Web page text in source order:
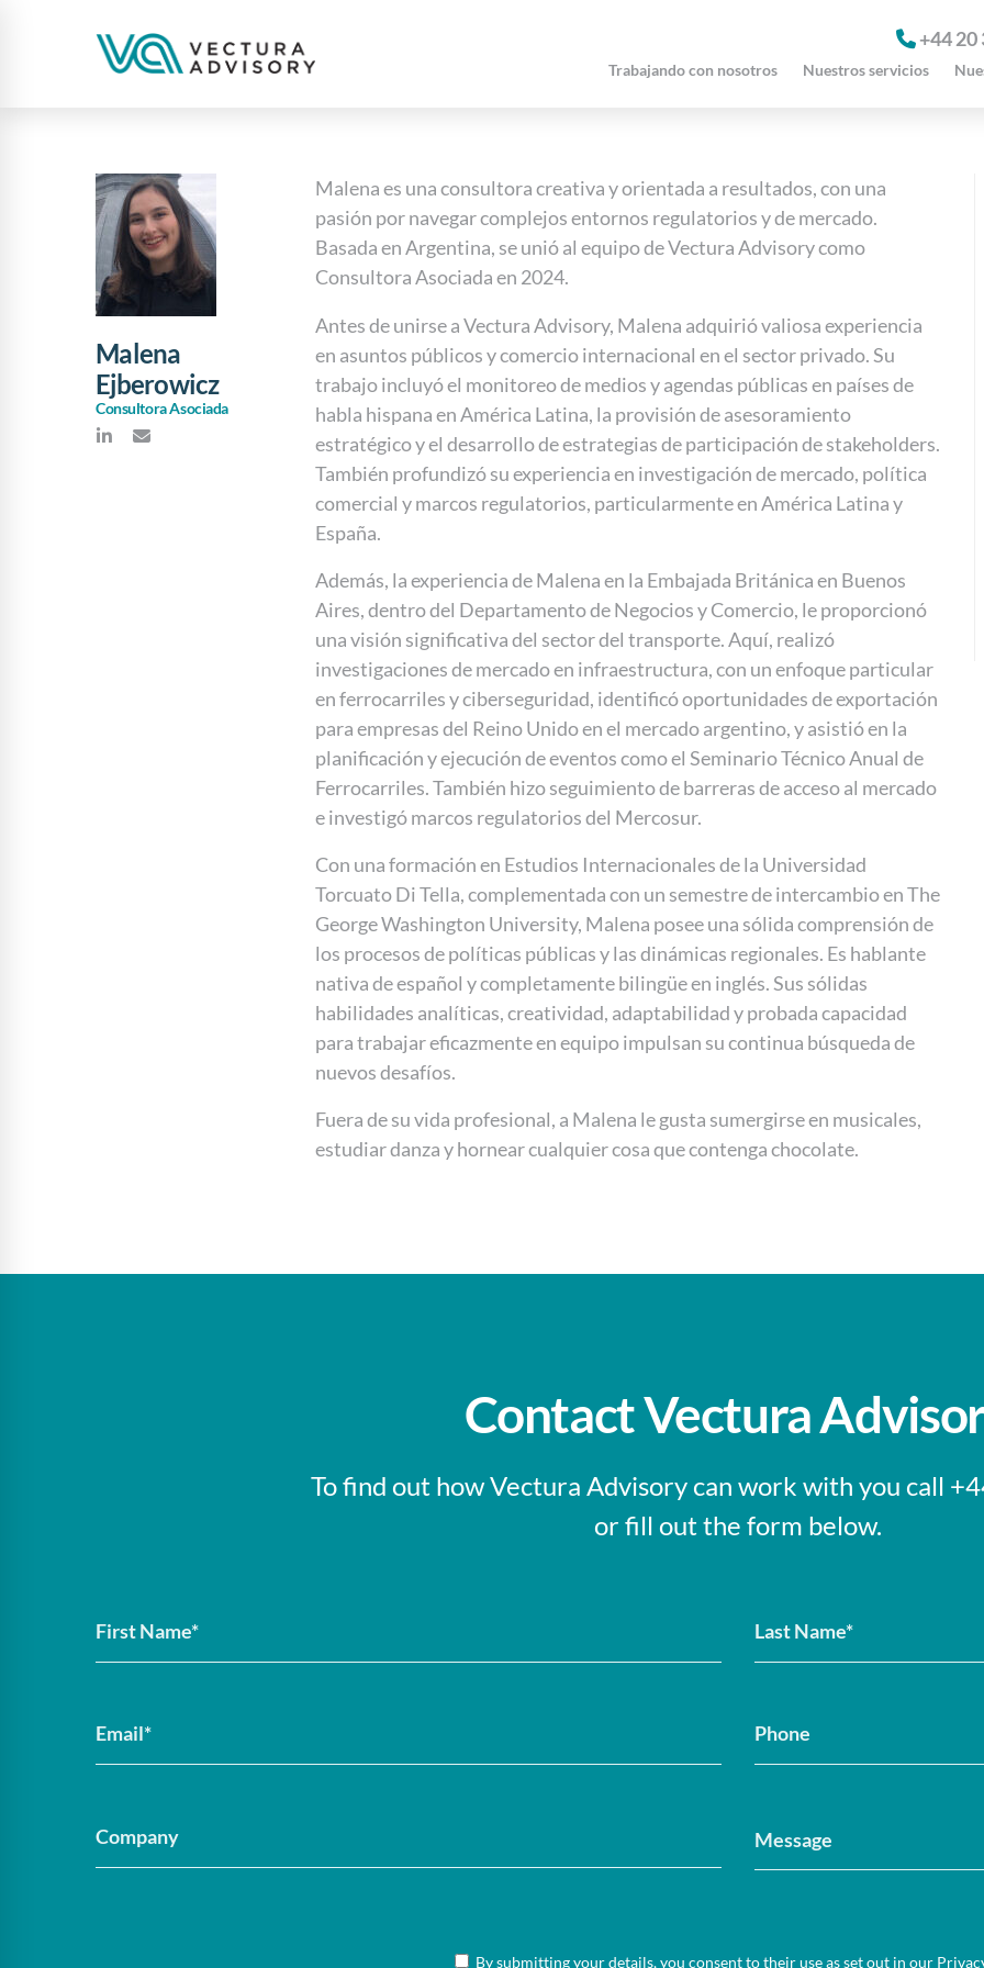
+44 20
Trabajando con nosotros Nuestros servicios
Malena
Ejberowicz
Consultora Asociada
Malena es una consultora creativa y orientada a resultados, con una
pasión por navegar complejos entornos regulatorios y de mercado.
Basada en Argentina, se unió al equipo de Vectura Advisory como
Consultora Asociada en 2024.
Antes de unirse a Vectura Advisory, Malena adquirió valiosa experiencia
en asuntos públicos y comercio internacional en el sector privado. Su
trabajo incluyó el monitoreo de medios y agendas públicas en países de
habla hispana en América Latina, la provisión de asesoramiento
estratégico y el desarrollo de estrategias de participación de stakeholders.
También profundizó su experiencia en investigación de mercado, política
comercial y marcos regulatorios, particularmente en América Latina y
España.
Además, la experiencia de Malena en la Embajada Británica en Buenos
Aires, dentro del Departamento de Negocios y Comercio, le proporcionó
una visión significativa del sector del transporte. Aquí, realizó
investigaciones de mercado en infraestructura, con un enfoque particular
en ferrocarriles y ciberseguridad, identificó oportunidades de exportación
para empresas del Reino Unido en el mercado argentino, y asistió en la
planificación y ejecución de eventos como el Seminario Técnico Anual de
Ferrocarriles. También hizo seguimiento de barreras de acceso al mercado
e investigó marcos regulatorios del Mercosur.
Con una formación en Estudios Internacionales de la Universidad
Torcuato Di Tella, complementada con un semestre de intercambio en The
George Washington University, Malena posee una sólida comprensión de
los procesos de políticas públicas y las dinámicas regionales. Es hablante
nativa de español y completamente bilingüe en inglés. Sus sólidas
habilidades analíticas, creatividad, adaptabilidad y probada capacidad
para trabajar eficazmente en equipo impulsan su continua búsqueda de
nuevos desafíos.
Fuera de su vida profesional, a Malena le gusta sumergirse en musicales,
estudiar danza y hornear cualquier cosa que contenga chocolate.
Contact Vectura
To find out how Vectura Advisory can work with you call
or fill out the form below.
By submitting your details, you consent to their use as set out in our